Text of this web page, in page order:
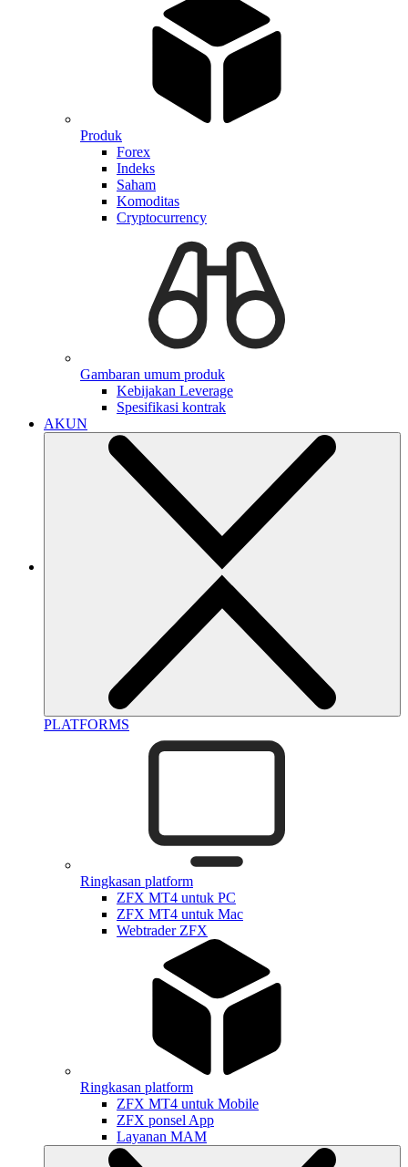
Produk
Forex
Indeks
Saham
Komoditas
Cryptocurrency
Gambaran umum produk
Kebijakan Leverage
Spesifikasi kontrak
AKUN
PLATFORMS
Ringkasan platform
ZFX MT4 untuk PC
ZFX MT4 untuk Mac
Webtrader ZFX
Ringkasan platform
ZFX MT4 untuk Mobile
ZFX ponsel App
Layanan MAM